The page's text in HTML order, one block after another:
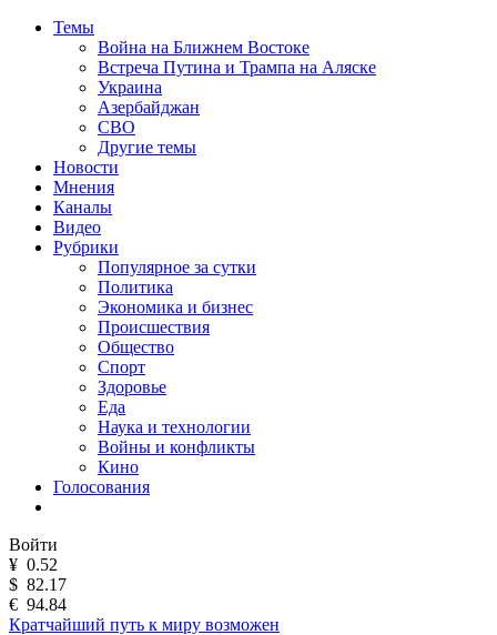
Темы
Война на Ближнем Востоке
Встреча Путина и Трампа на Аляске
Украина
Азербайджан
СВО
Другие темы
Новости
Мнения
Каналы
Видео
Рубрики
Популярное за сутки
Политика
Экономика и бизнес
Происшествия
Общество
Спорт
Здоровье
Еда
Наука и технологии
Войны и конфликты
Кино
Голосования
Войти
¥ 0.52
$ 82.17
€ 94.84
Кратчайший путь к миру возможен